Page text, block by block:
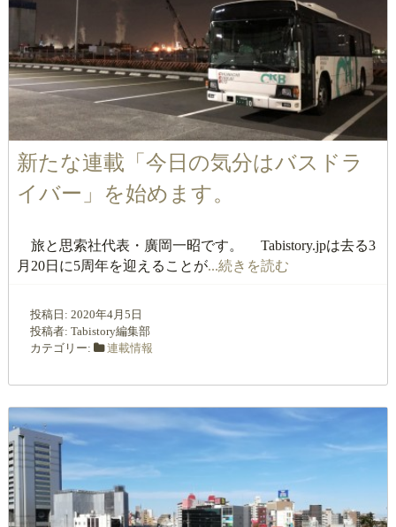
新たな連載「今日の気分はバスドラ
イバー」を始めます。
旅と思索社代表・廣岡一昭です。 Tabistory.jpは去る3
月20日に5周年を迎えることが...続きを読む
投稿日: 2020年4月5日
投稿者: Tabistory編集部
カテゴリー:
連載情報